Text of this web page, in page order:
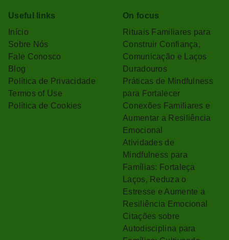
Useful links
Início
Sobre Nós
Fale Conosco
Blog
Política de Privacidade
Termos of Use
Política de Cookies
On focus
Rituais Familiares para
Construir Confiança,
Comunicação e Laços
Duradouros
Práticas de Mindfulness
para Fortalecer
Conexões Familiares e
Aumentar a Resiliência
Emocional
Atividades de
Mindfulness para
Famílias: Fortaleça
Laços, Reduza o
Estresse e Aumente a
Resiliência Emocional
Citações sobre
Autodisciplina para